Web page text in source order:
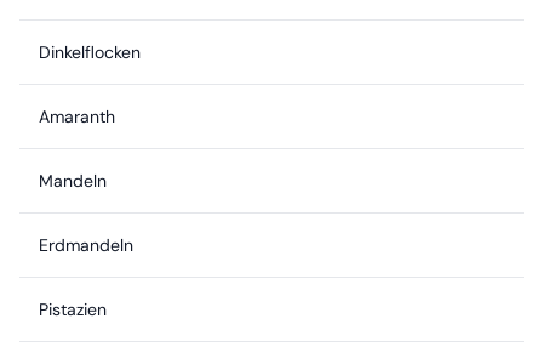
Dinkelflocken
Amaranth
Mandeln
Erdmandeln
Pistazien